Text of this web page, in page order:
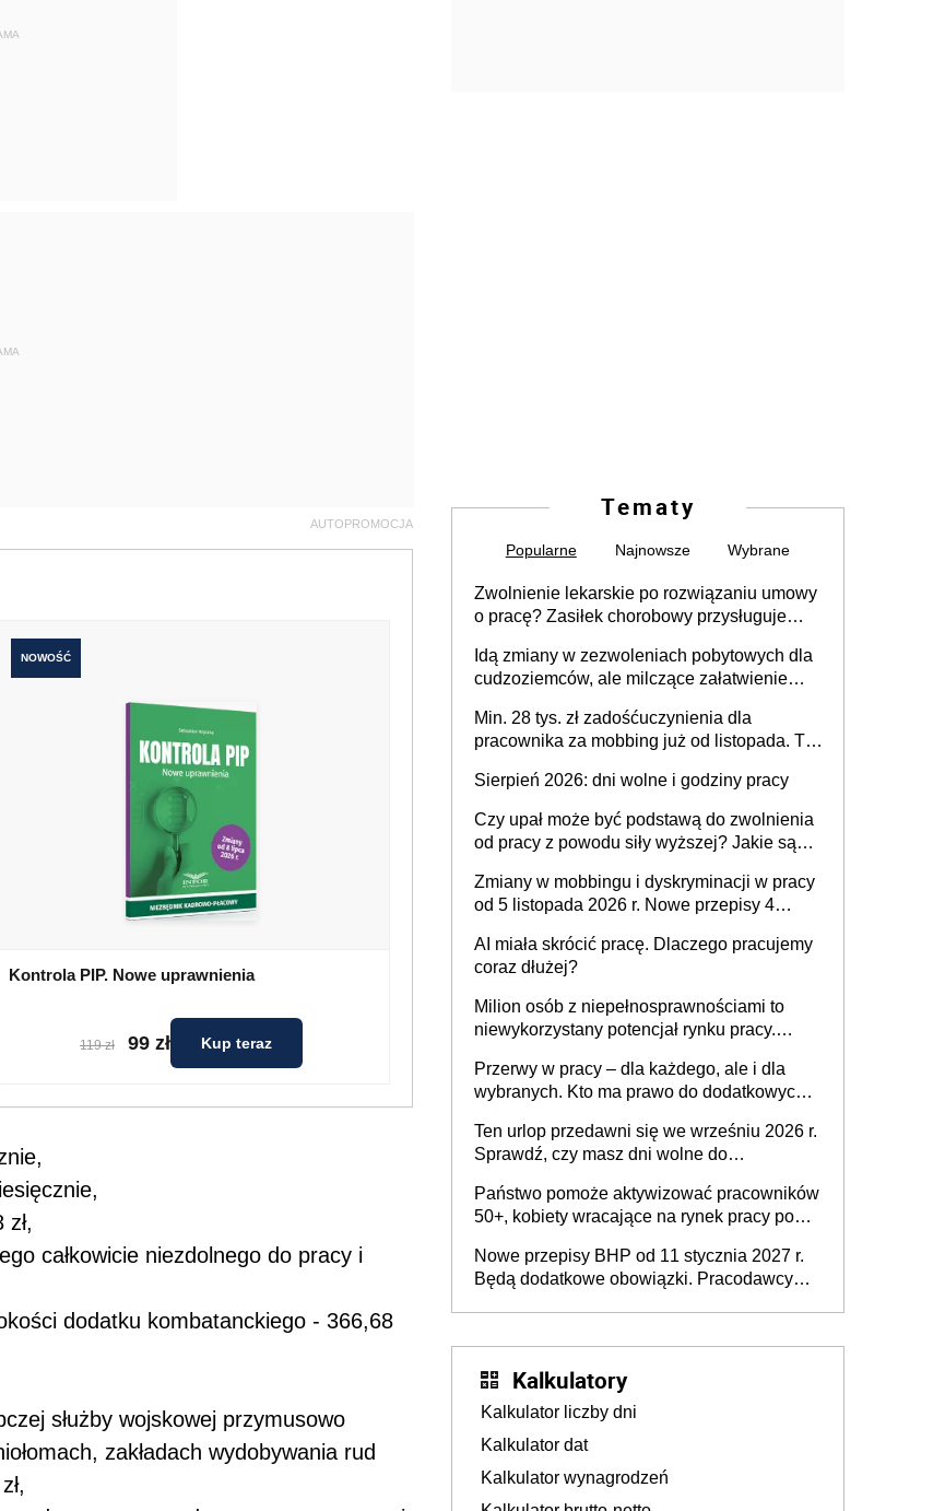
AUTOPROMOCJA
NOWOŚĆ
Kontrola PIP. Nowe uprawnienia
119 zł 99 zł Kup teraz
całkowicie niezdolnego do pracy i
dodatku kombatanckiego - 366,68
służby wojskowej przymusowo
zakładach wydobywania rud
Tematy
Popularne Najnowsze Wybrane
Zwolnienie lekarskie po rozwiązaniu umowy
o pracę? Zasiłek chorobowy przysługuje
dni od ustania stosunku pracy
Idą zmiany w zezwoleniach pobytowych dla
cudzoziemców, ale milczące załatwienie
Min. 28 tys. zł zadośćuczynienia dla
pracownika za mobbing już od listopada. To
zespołu
Sierpień 2026: dni wolne i godziny pracy
Czy upał może być podstawą do zwolnienia
od pracy z powodu siły wyższej? Jakie są
Zmiany w mobbingu i dyskryminacji w pracy
od 5 listopada 2026 r. Nowe przepisy 4
Ustaw
AI miała skrócić pracę. Dlaczego pracujemy
coraz dłużej?
Milion osób z niepełnosprawnościami to
niewykorzystany potencjał rynku pracy.
dofinansowań czy refundacji, ale bariery po
stronie systemu i świadomości
pracodawców [WYWIAD]
Przerwy w pracy – dla każdego, ale i dla
wybranych. Kto ma prawo do dodatkowych
Ten urlop przedawni się we wrześniu 2026 r.
Sprawdź, czy masz dni wolne do
Państwo pomoże aktywizować pracowników
50+, kobiety wracające na rynek pracy po
osoby neuroatypowe. Powstanie Fundusz
na rzecz Inkluzywności w Zatrudnianiu?
Nowe przepisy BHP od 11 stycznia 2027 r.
Będą dodatkowe obowiązki. Pracodawcy
Kalkulatory
Kalkulator liczby dni
Kalkulator dat
Kalkulator wynagrodzeń